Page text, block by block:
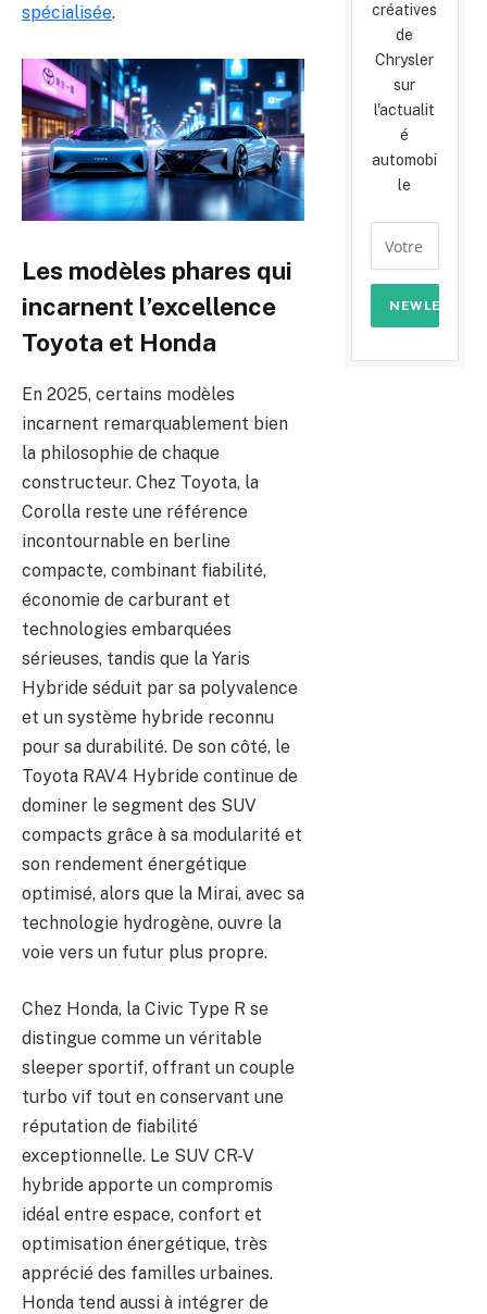
spécialisée.
Les modèles phares qui
incarnent l’excellence
Toyota et Honda
En 2025, certains modèles
incarnent remarquablement bien
la philosophie de chaque
constructeur. Chez Toyota, la
Corolla reste une référence
incontournable en berline
compacte, combinant fiabilité,
économie de carburant et
technologies embarquées
sérieuses, tandis que la Yaris
Hybride séduit par sa polyvalence
et un système hybride reconnu
pour sa durabilité. De son côté, le
Toyota RAV4 Hybride continue de
dominer le segment des SUV
compacts grâce à sa modularité et
son rendement énergétique
optimisé, alors que la Mirai, avec sa
technologie hydrogène, ouvre la
voie vers un futur plus propre.
Chez Honda, la Civic Type R se
distingue comme un véritable
sleeper sportif, offrant un couple
turbo vif tout en conservant une
réputation de fiabilité
exceptionnelle. Le SUV CR-V
hybride apporte un compromis
idéal entre espace, confort et
optimisation énergétique, très
apprécié des familles urbaines.
Honda tend aussi à intégrer de
créatives
de
Chrysler
sur
l'actualit
é
automobi
le